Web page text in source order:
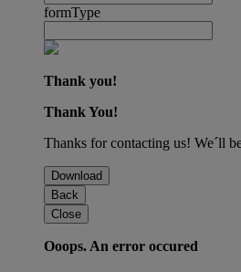
formType
Thank you!
Thank You!
Thanks for contacting us! We´ll
Download
Back
Close
Ooops. An error occured